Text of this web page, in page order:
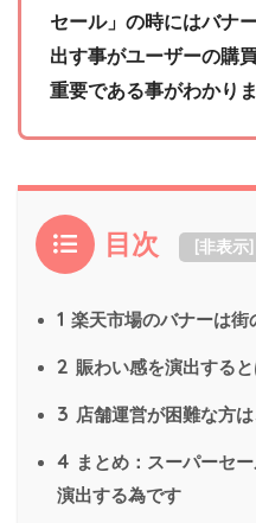
セール」の時にはバナ
出す事がユーザーの購
重要である事がわかり
目次 [非表示]
1 楽天市場のバナーは街
2 賑わい感を演出する
3 店舗運営が困難な方
4 まとめ：スーパーセ
演出する為です